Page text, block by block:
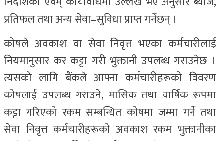
प्रतिफल तथा अन्य सेवा–सुविधा प्राप्त गर्नेछन् ।
कोषले अवकाश वा सेवा निवृत्त भएका कर्मचारीलाई
नियमानुसार कर कट्टा गरी भुक्तानी उपलब्ध गराउनेछ ।
त्यसको लागि बैंकले आफ्ना कर्मचारीहरूको विवरण
कोषलाई उपलब्ध गराउने, मासिक तथा वार्षिक रूपमा
कट्टा गरिएको रकम सम्बन्धित कोषमा जम्मा गर्ने तथा
सेवा निवृत्त कर्मचारीहरूको अवकाश रकम भुक्तानीका